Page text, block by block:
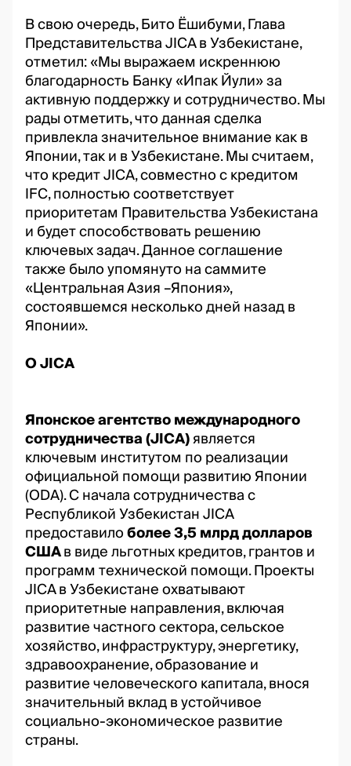
В свою очередь, Бито Ёшибуми, Глава
Представительства JICA в Узбекистане,
отметил: «Мы выражаем искреннюю
благодарность Банку «Ипак Йули» за
активную поддержку и сотрудничество. Мы
рады отметить, что данная сделка
привлекла значительное внимание как в
Японии, так и в Узбекистане. Мы считаем,
что кредит JICA, совместно с кредитом
IFC, полностью соответствует
приоритетам Правительства Узбекистана
и будет способствовать решению
ключевых задач. Данное соглашение
также было упомянуто на саммите
«Центральная Азия –Япония»,
состоявшемся несколько дней назад в
Японии».
О JICA
Японское агентство международного
сотрудничества (JICA)является
ключевым институтом по реализации
официальной помощи развитию Японии
(ODA). С начала сотрудничества с
Республикой Узбекистан JICA
предоставилоболее 3,5 млрд долларов
СШАв виде льготных кредитов, грантов и
программ технической помощи. Проекты
JICA в Узбекистане охватывают
приоритетные направления, включая
развитие частного сектора, сельское
хозяйство, инфраструктуру, энергетику,
здравоохранение, образование и
развитие человеческого капитала, внося
значительный вклад в устойчивое
социально-экономическое развитие
страны.